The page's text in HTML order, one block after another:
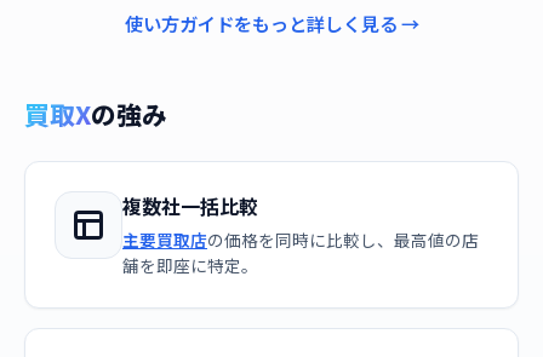
使い方ガイドをもっと詳しく見る →
買取Xの強み
複数社一括比較
主要買取店の価格を同時に比較し、最高値の店
舗を即座に特定。